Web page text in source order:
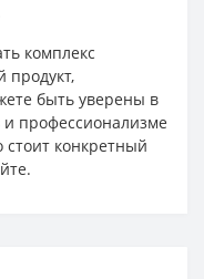
комплекс
продукт,
быть уверены в
профессионализме
стоит конкретный